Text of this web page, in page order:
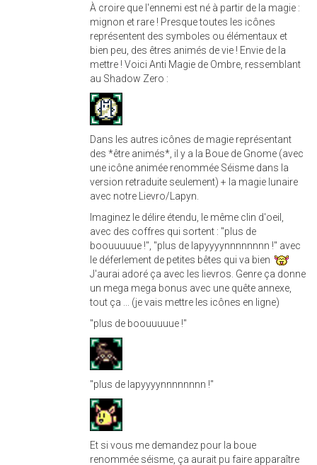
À croire que l'ennemi est né à partir de la magie :
mignon et rare ! Presque toutes les icônes
représentent des symboles ou élémentaux et
bien peu, des êtres animés de vie ! Envie de la
mettre ! Voici Anti Magie de Ombre, ressemblant
au Shadow Zero :
Dans les autres icônes de magie représentant
des *être animés*, il y a la Boue de Gnome (avec
une icône animée renommée Séisme dans la
version retraduite seulement) + la magie lunaire
avec notre Lievro/Lapyn.
Imaginez le délire étendu, le même clin d'oeil,
avec des coffres qui sortent : "plus de
boouuuuue !", "plus de lapyyyynnnnnnnn !" avec
le déferlement de petites bêtes qui va bien
J'aurai adoré ça avec les lievros. Genre ça donne
un mega mega bonus avec une quête annexe,
tout ça ... (je vais mettre les icônes en ligne)
"plus de boouuuuue !"
"plus de lapyyyynnnnnnnn !"
Et si vous me demandez pour la boue
renommée séisme, ça aurait pu faire apparaître